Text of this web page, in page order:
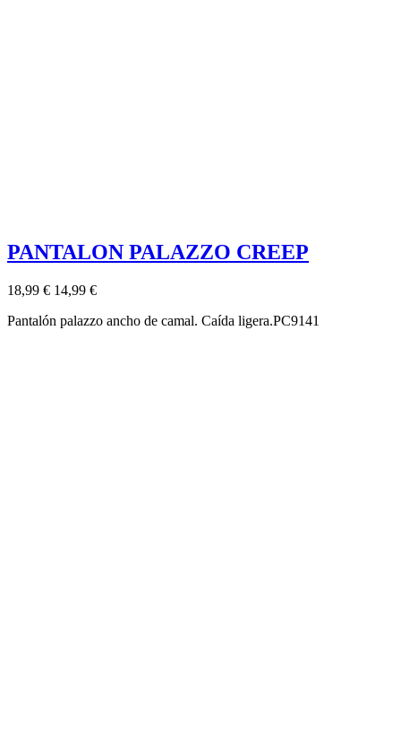
PANTALON PALAZZO CREEP
18,99 € 14,99 €
Pantalón palazzo ancho de camal. Caída ligera.PC9141